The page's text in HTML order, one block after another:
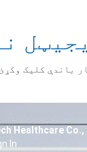
باندې کلیک